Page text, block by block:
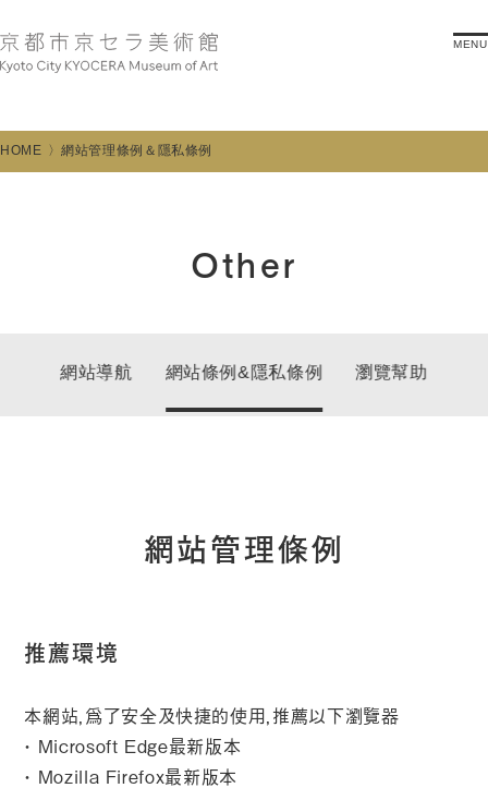
MENU
HOME 網站管理條例＆隱私條例
Other
網站導航 網站條例&隱私條例 瀏覽幫助
網站管理條例
推薦環境
本網站，爲了安全及快捷的使用，推薦以下瀏覽器
・ Microsoft Edge最新版本
・ Mozilla Firefox最新版本